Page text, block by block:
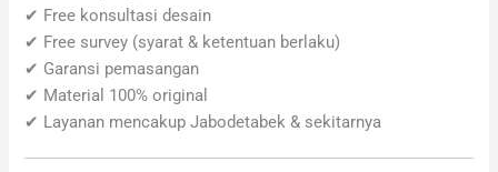
✔ Free konsultasi desain
✔ Free survey (syarat & ketentuan berlaku)
✔ Garansi pemasangan
✔ Material 100% original
✔ Layanan mencakup Jabodetabek & sekitarnya